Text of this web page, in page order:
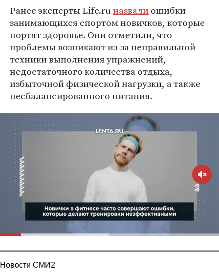
Ранее эксперты Life.ruназвалиошибки
занимающихся спортом новичков, которые
портят здоровье. Они отметили, что
проблемы возникают из-за неправильной
техники выполнения упражнений,
недостаточного количества отдыха,
избыточной физической нагрузки, а также
несбалансированного питания.
Новости СМИ2